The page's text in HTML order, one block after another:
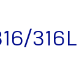
316L